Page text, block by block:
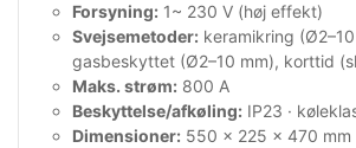
Forsyning: 1~ 230 V (høj effekt)
Svejsemetoder: keramikring
gasbeskyttet (Ø2–10 mm), korttid
Maks. strøm: 800 A
Beskyttelse/afkøling: IP23 ·
Dimensioner: 550 × 225 × 470 mm